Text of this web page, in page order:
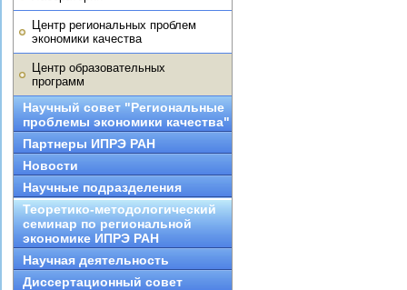
Центр региональных проблем
экономики качества
Центр образовательных
программ
Научный совет "Региональные
проблемы экономики качества"
Партнеры ИПРЭ РАН
Новости
Научные подразделения
Теоретико-методологический
семинар по региональной
экономике ИПРЭ РАН
Научная деятельность
Диссертационный совет